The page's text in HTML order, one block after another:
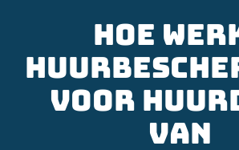
Hoe
voor
van